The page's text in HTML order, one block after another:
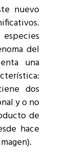
nuevo
del
una
dos
y o no
de
hace